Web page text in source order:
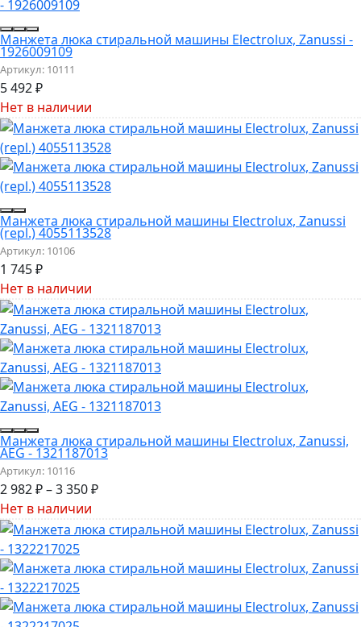
Манжета люка стиральной машины Electrolux, Zanussi -
1926009109
Артикул: 10111
5 492₽
Нет в наличии
Манжета люка стиральной машины Electrolux, Zanussi
(repl.) 4055113528
Артикул: 10106
1 745₽
Нет в наличии
Манжета люка стиральной машины Electrolux, Zanussi,
AEG - 1321187013
Артикул: 10116
2 982₽–3 350₽
Нет в наличии